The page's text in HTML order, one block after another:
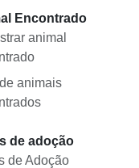
Encontrado
animal
animais
de adoção
de Adoção